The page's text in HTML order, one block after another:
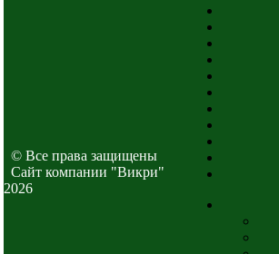
© Все права защищены
Cайт компании "Викри"
2026